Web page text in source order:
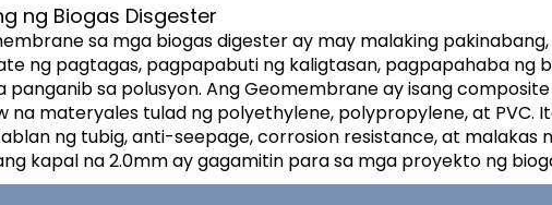
ng Biogas Disgester
sa mga biogas digester‌ ay may malaking
ng pagtagas, pagpapabuti ng kaligtasan, pagpapahaba ng
sa polusyon. Ang Geomembrane ay isang
na materyales tulad ng polyethylene, polypropylene, at PVC.
ng tubig, anti-seepage, corrosion resistance, at malakas
kapal na 2.0mm ay gagamitin para sa mga proyekto ng